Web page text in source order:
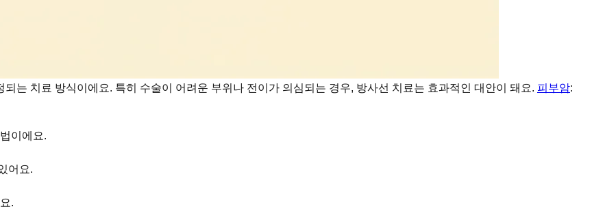
는 치료 방식이에요. 특히 수술이 어려운 부위나 전이가 의심되는 경우, 방사선 치료는 효과적인 대안이 돼요. 피부암:
이에요.
어요.
.